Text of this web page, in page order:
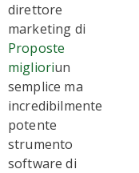
direttore
marketing di
Proposte
miglioriun
semplice ma
incredibilmente
potente
strumento
software di